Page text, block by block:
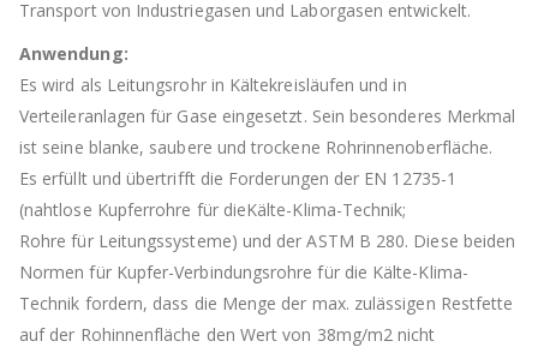
Transport von Industriegasen und Laborgasen entwickelt.
Anwendung:
Es wird als Leitungsrohr in Kältekreisläufen und in
Verteileranlagen für Gase eingesetzt. Sein besonderes Merkmal
ist seine blanke, saubere und trockene Rohrinnenoberfläche.
Es erfüllt und übertrifft die Forderungen der EN 12735-1
(nahtlose Kupferrohre für dieKälte-Klima-Technik;
Rohre für Leitungssysteme) und der ASTM B 280. Diese beiden
Normen für Kupfer-Verbindungsrohre für die Kälte-Klima-
Technik fordern, dass die Menge der max. zulässigen Restfette
auf der Rohinnenfläche den Wert von 38mg/m2 nicht